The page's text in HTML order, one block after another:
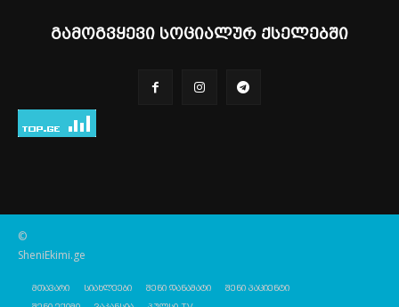
გამოგვყევი სოციალურ ქსელებში
©
SheniEkimi.ge
მთავარი სიახლეები შენი დანამატი
შენი პაციენტი